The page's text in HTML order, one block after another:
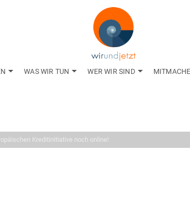
WAS WIR TUN WER WIR SIND
aus dem
Kreditinitiative noch online!